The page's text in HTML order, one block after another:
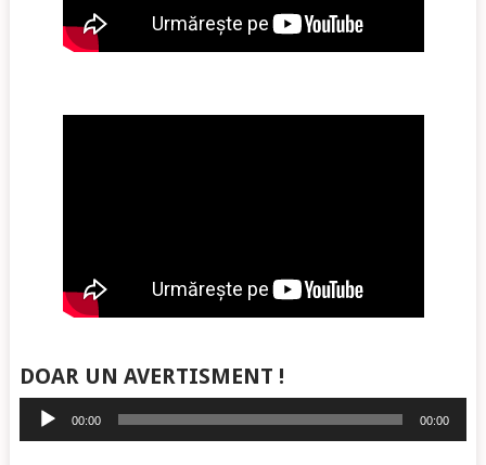
DOAR UN AVERTISMENT !
Player
audio
00:00 00:00